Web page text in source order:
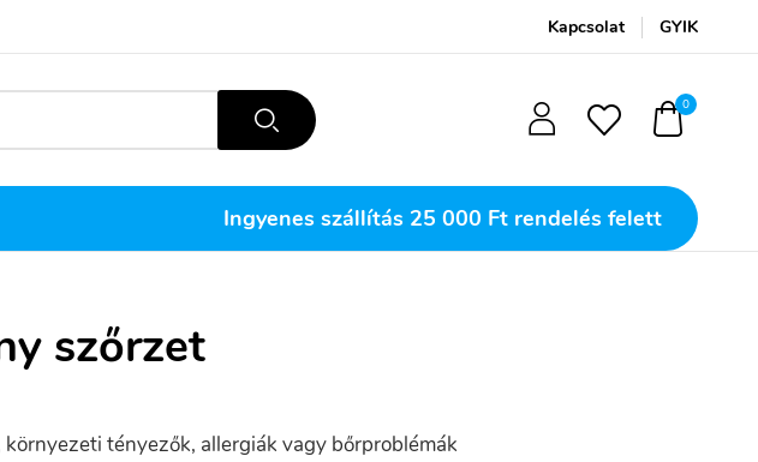
Kapcsolat GYIK
0
Ingyenes szállítás 25 000 Ft rendelés felett
szőrzet
tényezők, allergiák vagy bőrproblémák